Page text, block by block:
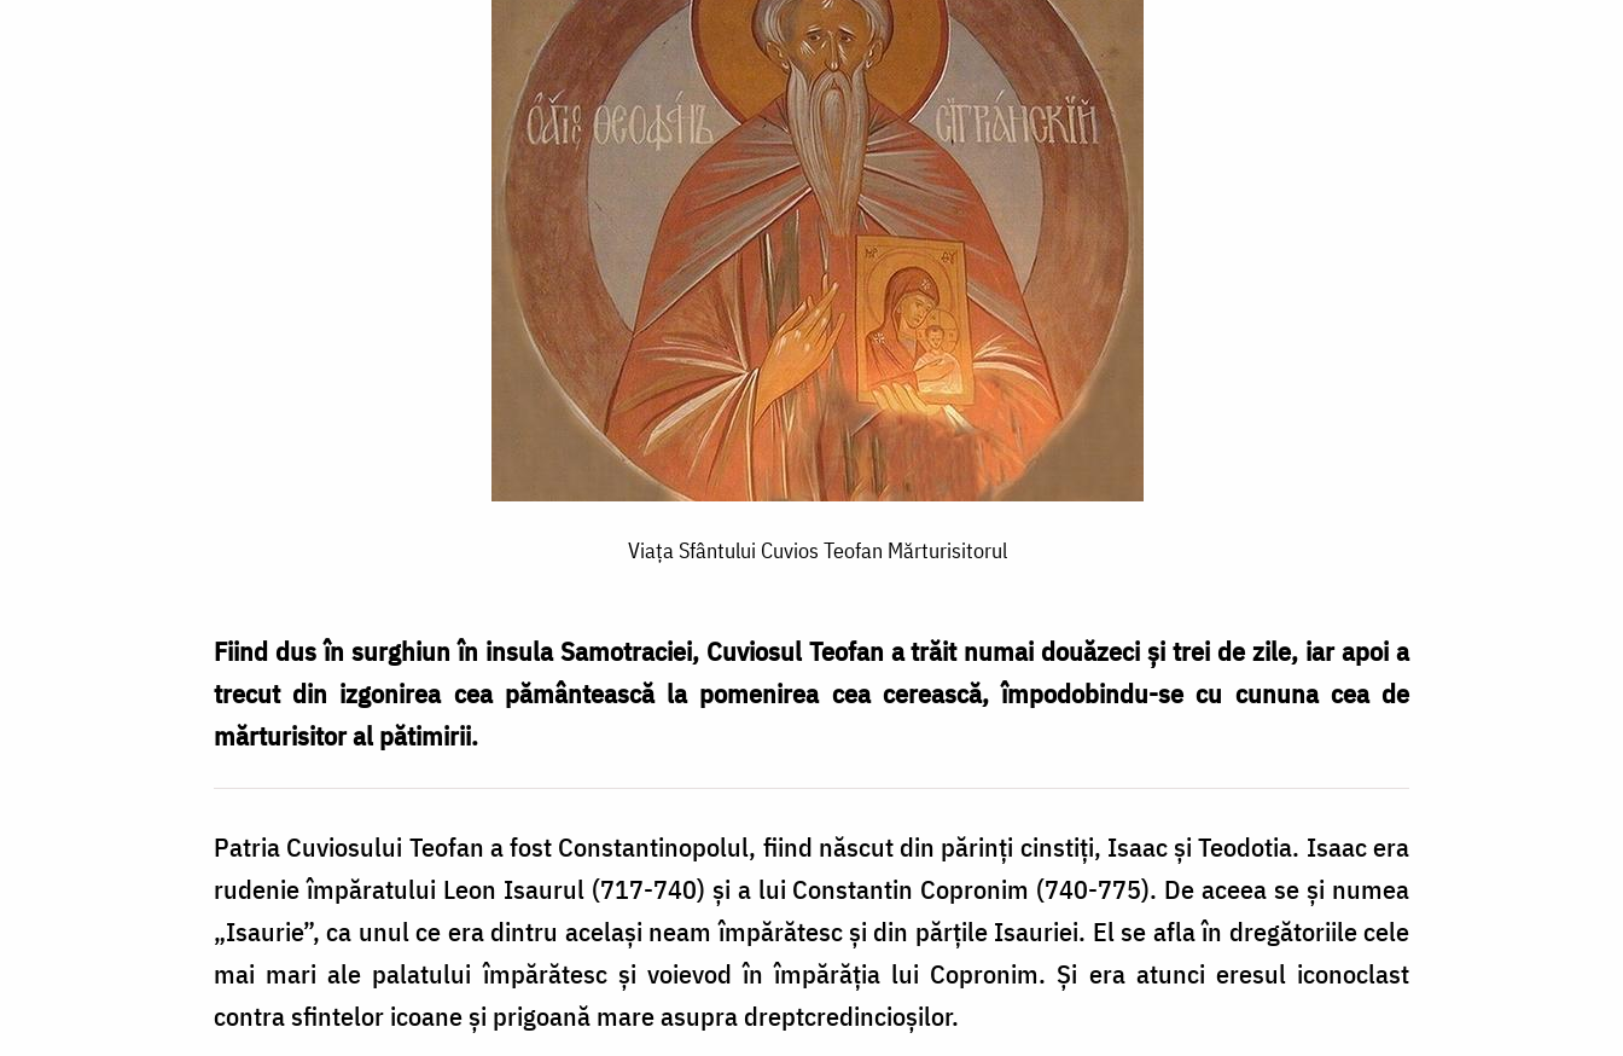
Viața Sfântului Cuvios Teofan Mărturisitorul
Fiind dus în surghiun în insula Samotraciei, Cuviosul Teofan a trăit numai douăzeci și trei de zile, iar apoi a
trecut din izgonirea cea pământească la pomenirea cea cerească, împodobindu-se cu cununa cea de
mărturisitor al pătimirii.
Patria Cuviosului Teofan a fost Constantinopolul, fiind născut din părinți cinstiți, Isaac și Teodotia. Isaac era
rudenie împăratului Leon Isaurul (717-740) și a lui Constantin Copronim (740-775). De aceea se și numea
„Isaurie”, ca unul ce era dintru același neam împărătesc și din părțile Isauriei. El se afla în dregătoriile cele
mai mari ale palatului împărătesc și voievod în împărăția lui Copronim. Și era atunci eresul iconoclast
contra sfintelor icoane și prigoană mare asupra dreptcredincioșilor.